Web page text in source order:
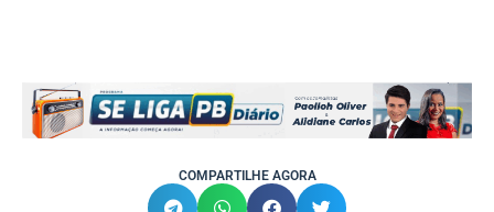
COMPARTILHE AGORA